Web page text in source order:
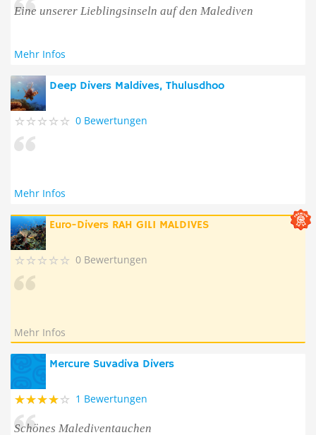
Eine unserer Lieblingsinseln auf den Malediven
Mehr Infos
Deep Divers Maldives, Thulusdhoo
0 Bewertungen
Mehr Infos
Euro-Divers RAH GILI MALDIVES
0 Bewertungen
Mehr Infos
Mercure Suvadiva Divers
1 Bewertungen
Schönes Malediventauchen